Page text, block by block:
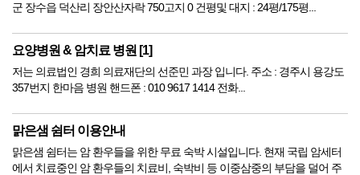
군 장수읍 덕산리 장안산자락 750고지 0 건평및 대지 : 24평/175평...
요양병원 & 암치료 병원 [1]
저는 의료법인 경희 의료재단의 선준민 과장 입니다. 주소 : 경주시 용강도
357번지 한마음 병원 핸드폰 : 010 9617 1414 전화...
맑은샘 쉼터 이용안내
맑은샘 쉼터는 암 환우들을 위한 무료 숙박 시설입니다. 현재 국립 암세터
에서 치료중인 암 환우들의 치료비, 숙박비 등 이중삼중의 부담을 덜어 주